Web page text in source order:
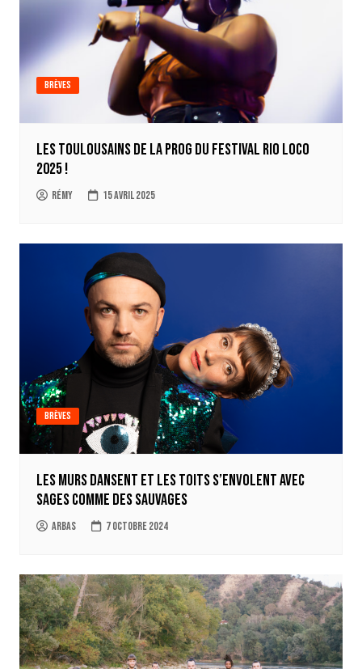
Brèves
Les toulousains de la prog du festival Rio Loco
2025 !
Rémy 15 avril 2025
Brèves
Les murs dansent et les toits s’envolent avec
Sages comme des sauvages
Arbas 7 octobre 2024